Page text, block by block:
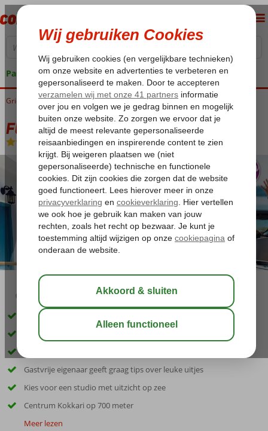
Pakketgarantie
Home
Griekenland Samos Kokkari Fly & Go Little Blue Doors Studios
Fly & Go Little Blue Doors Studios
Logies-Appartement
03:15
Inclusief huurauto
Kleinschalig complex
Gastvrije eigenaar geeft graag tips over leuke uitjes
Kies voor een studio met uitzicht op zee
Centrum Kokkari op 700 meter
Meer lezen